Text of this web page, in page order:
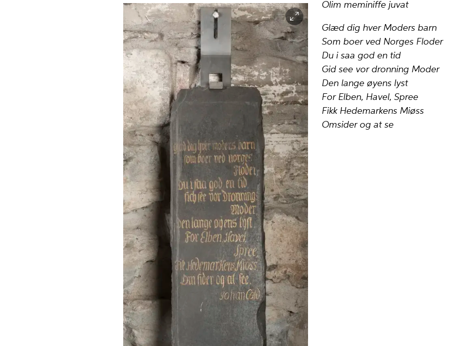
Olim meminiffe juvat
Glæd dig hver Moders barn
Som boer ved Norges Floder
Du i saa god en tid
Gid see vor dronning Moder
Den lange øyens lyst
For Elben, Havel, Spree
Fikk Hedemarkens Miøss
Omsider og at se